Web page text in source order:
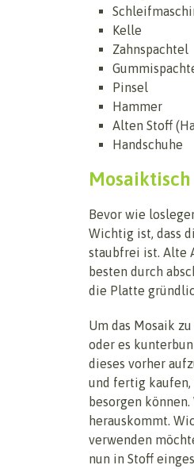
Kelle
Zahnspachtel
Pinsel
Hammer
Alten Stoff
Handschuhe
Bevor wie
Wichtig ist, dass
staubfrei ist. Alte
besten durch
die Platte
Um das Mosaik
oder es
dieses vorher
und fertig kaufen,
besorgen
herauskommt.
verwenden
nun in Stoff